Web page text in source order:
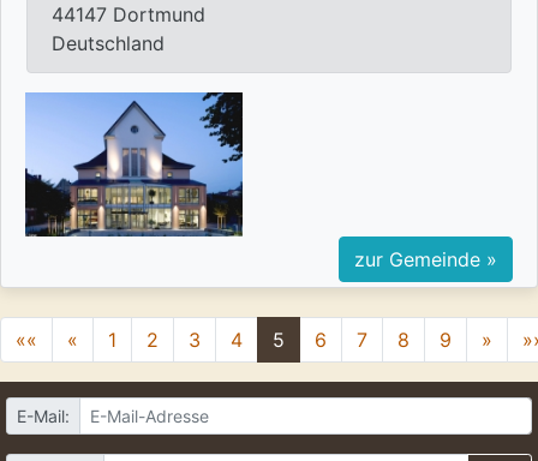
44147 Dortmund
Deutschland
zur Gemeinde »
«« « 1 2 3 4 5 6 7 8 9 »
E-Mail: